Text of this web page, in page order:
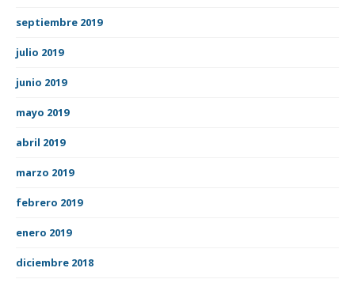
septiembre 2019
julio 2019
junio 2019
mayo 2019
abril 2019
marzo 2019
febrero 2019
enero 2019
diciembre 2018